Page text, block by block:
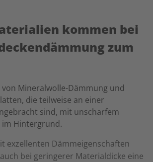
kommen bei
zum
exzellenten Dämmeigenschaften
bei geringerer Materialdicke eine